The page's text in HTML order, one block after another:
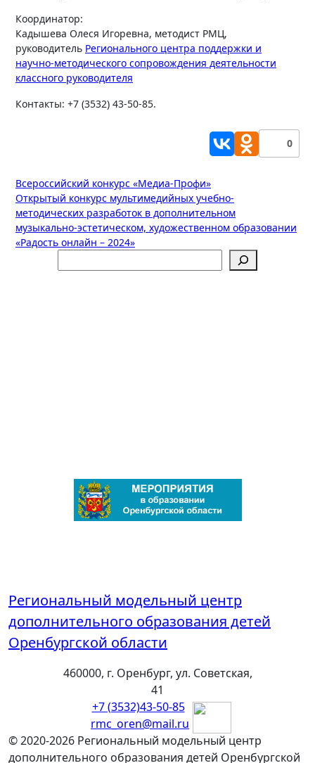
Координатор:
Кадышева Олеся Игоревна, методист РМЦ,
руководитель Регионального центра поддержки и
научно-методического сопровождения деятельности
классного руководителя
Контакты: +7 (3532) 43-50-85.
0
Навигация
по
записям
Всероссийский конкурс «Медиа-Профи»
Открытый конкурс мультимедийных учебно-
методических разработок в дополнительном
музыкально-эстетическом, художественном образовании
«Радость онлайн – 2024»
Региональный модельный центр
дополнительного образования детей
Оренбургской области
460000, г. Оренбург, ул. Советская,
41
+7 (3532)43-50-85
rmc_oren@mail.ru
© 2020-2026 Региональный модельный центр
дополнительного образования детей Оренбургской